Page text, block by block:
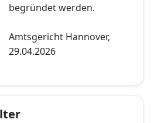
begründet werden.
Amtsgericht Hannover,
29.04.2026